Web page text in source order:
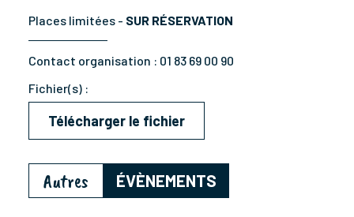
Places limitées - SUR RÉSERVATION
Contact organisation : 01 83 69 00 90
Fichier(s) :
Télécharger le fichier
Autres ÉVÈNEMENTS